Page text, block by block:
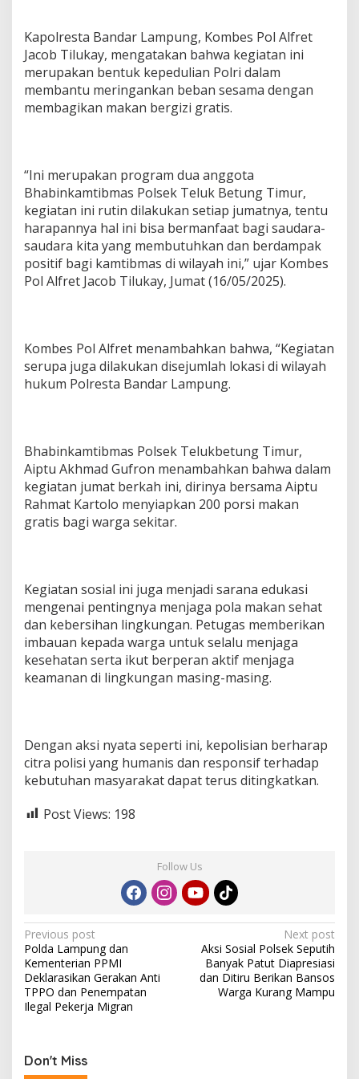
Kapolresta Bandar Lampung, Kombes Pol Alfret
Jacob Tilukay, mengatakan bahwa kegiatan ini
merupakan bentuk kepedulian Polri dalam
membantu meringankan beban sesama dengan
membagikan makan bergizi gratis.
“Ini merupakan program dua anggota
Bhabinkamtibmas Polsek Teluk Betung Timur,
kegiatan ini rutin dilakukan setiap jumatnya, tentu
harapannya hal ini bisa bermanfaat bagi saudara-
saudara kita yang membutuhkan dan berdampak
positif bagi kamtibmas di wilayah ini,” ujar Kombes
Pol Alfret Jacob Tilukay, Jumat (16/05/2025).
Kombes Pol Alfret menambahkan bahwa, “Kegiatan
serupa juga dilakukan disejumlah lokasi di wilayah
hukum Polresta Bandar Lampung.
Bhabinkamtibmas Polsek Telukbetung Timur,
Aiptu Akhmad Gufron menambahkan bahwa dalam
kegiatan jumat berkah ini, dirinya bersama Aiptu
Rahmat Kartolo menyiapkan 200 porsi makan
gratis bagi warga sekitar.
Kegiatan sosial ini juga menjadi sarana edukasi
mengenai pentingnya menjaga pola makan sehat
dan kebersihan lingkungan. Petugas memberikan
imbauan kepada warga untuk selalu menjaga
kesehatan serta ikut berperan aktif menjaga
keamanan di lingkungan masing-masing.
Dengan aksi nyata seperti ini, kepolisian berharap
citra polisi yang humanis dan responsif terhadap
kebutuhan masyarakat dapat terus ditingkatkan.
Post Views: 198
Follow Us
P
o
s
t
a
v
Previous post
Polda Lampung dan
Kementerian PPMI
Deklarasikan Gerakan Anti
TPPO dan Penempatan
Ilegal Pekerja Migran
Next post
Aksi Sosial Polsek Seputih
Banyak Patut Diapresiasi
dan Ditiru Berikan Bansos
Warga Kurang Mampu
Don't Miss